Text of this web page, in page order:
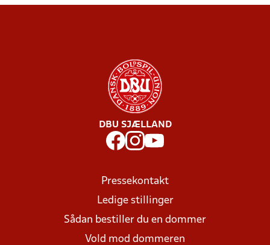
DBU SJÆLLAND
Pressekontakt
Ledige stillinger
Sådan bestiller du en dommer
Vold mod dommeren